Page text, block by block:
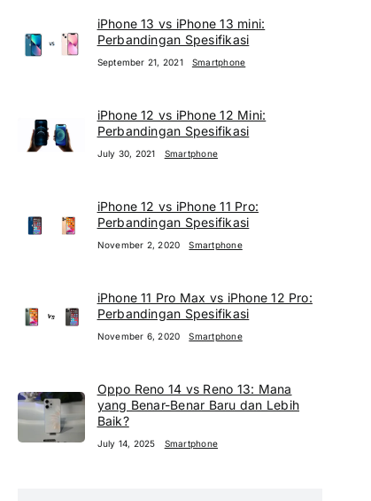
iPhone 13 vs iPhone 13 mini:
Perbandingan Spesifikasi
September 21, 2021 Smartphone
iPhone 12 vs iPhone 12 Mini:
Perbandingan Spesifikasi
July 30, 2021 Smartphone
iPhone 12 vs iPhone 11 Pro:
Perbandingan Spesifikasi
November 2, 2020 Smartphone
iPhone 11 Pro Max vs iPhone 12 Pro:
Perbandingan Spesifikasi
November 6, 2020 Smartphone
Oppo Reno 14 vs Reno 13: Mana
yang Benar-Benar Baru dan Lebih
Baik?
July 14, 2025 Smartphone